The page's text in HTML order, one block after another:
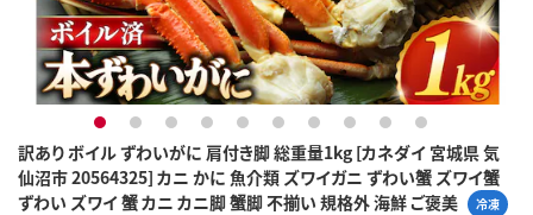
訳あり ボイル ずわいがに 肩付き脚 総重量1kg [カネダイ 宮城県 気
仙沼市 20564325] カニ かに 魚介類 ズワイガニ ずわい蟹 ズワイ蟹
ずわい ズワイ 蟹 カニ カニ脚 蟹脚 不揃い 規格外 海鮮 ご褒美
冷凍
1 2 3 4 5 6 7 8 9 10